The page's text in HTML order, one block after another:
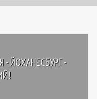
ЙОХАНЕСБУРГ -